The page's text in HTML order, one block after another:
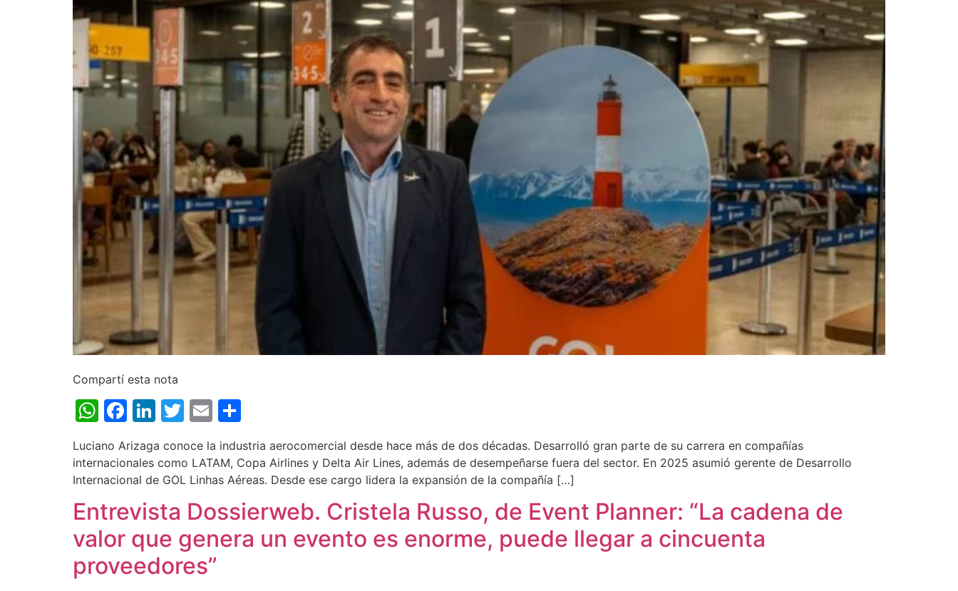
Compartí esta nota
WhatsApp
Facebook
LinkedIn
Twitter
Email
Luciano Arizaga conoce la industria aerocomercial desde hace más de dos décadas. Desarrolló gran parte de su carrera en compañías
internacionales como LATAM, Copa Airlines y Delta Air Lines, además de desempeñarse fuera del sector. En 2025 asumió gerente de Desarrollo
Internacional de GOL Linhas Aéreas. Desde ese cargo lidera la expansión de la compañía […]
Entrevista Dossierweb. Cristela Russo, de Event Planner: “La cadena de
valor que genera un evento es enorme, puede llegar a cincuenta
proveedores”